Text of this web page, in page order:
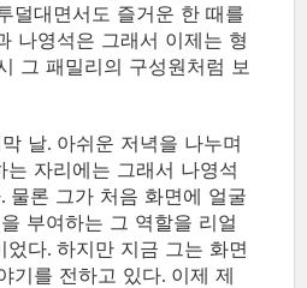
덜대면서도 즐거운 한 때를
나영석은 그래서 이제는 형
그 패밀리의 구성원처럼 보
날. 아쉬운 저녁을 나누며
자리에는 그래서 나영석
. 물론 그가 처음 화면에 얼굴
부여하는 그 역할을 리얼
었다. 하지만 지금 그는 화면
기를 전하고 있다. 이제 제